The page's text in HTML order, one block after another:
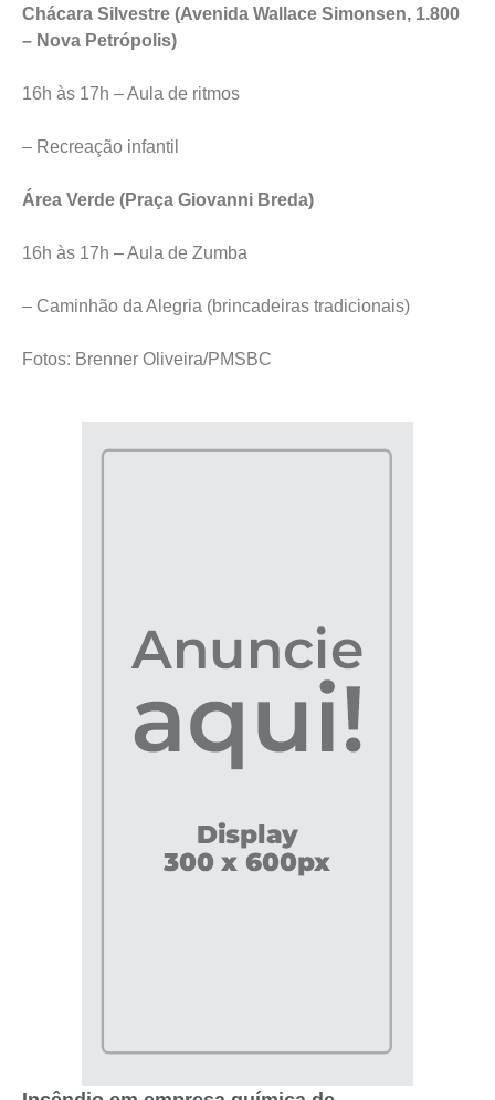
Chácara Silvestre (Avenida Wallace Simonsen, 1.800
– Nova Petrópolis)
16h às 17h – Aula de ritmos
– Recreação infantil
Área Verde (Praça Giovanni Breda)
16h às 17h – Aula de Zumba
– Caminhão da Alegria (brincadeiras tradicionais)
Fotos: Brenner Oliveira/PMSBC